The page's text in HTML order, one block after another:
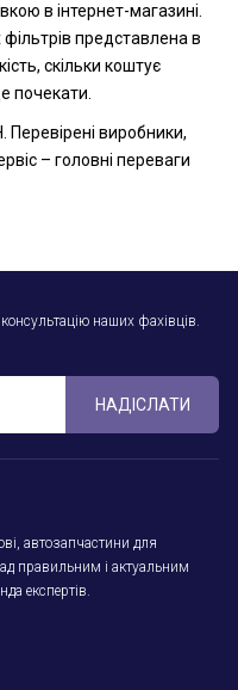
в інтернет-магазині.
представлена в
скільки коштує
почекати.
Перевірені виробники,
– головні переваги
наших фахівців.
НАДІСЛАТИ
автозапчастини для
правильним і актуальним
експертів.